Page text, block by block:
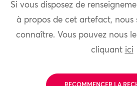
Si vous disposez de
à propos de cet artefact, nous
connaître. Vous pouvez nous
cliquant ici
RECOMMENCER LA